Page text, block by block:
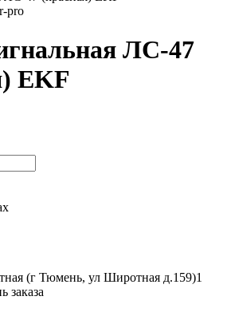
pro
ЛС-47
EKF
(г Тюмень, ул Широтная д.159)1
заказа